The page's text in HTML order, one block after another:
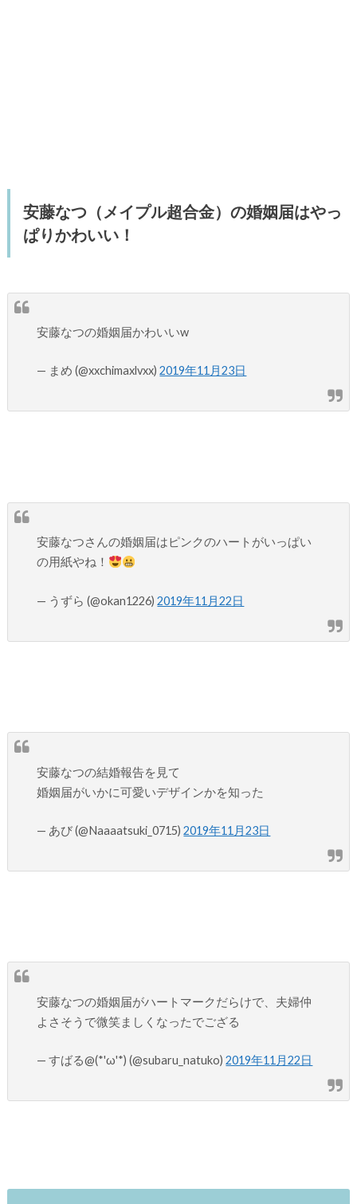
安藤なつ（メイプル超合金）の婚姻届はやっ
ぱりかわいい！
安藤なつの婚姻届かわいいw
— まめ (@xxchimaxlvxx)2019年11月23日
安藤なつさんの婚姻届はピンクのハートがいっぱい
の用紙やね！
— うずら (@okan1226)2019年11月22日
安藤なつの結婚報告を見て
婚姻届がいかに可愛いデザインかを知った
— あび (@Naaaatsuki_0715)2019年11月23日
安藤なつの婚姻届がハートマークだらけで、夫婦仲
よさそうで微笑ましくなったでござる
— すばる@(*'ω'*) (@subaru_natuko)2019年11月22日